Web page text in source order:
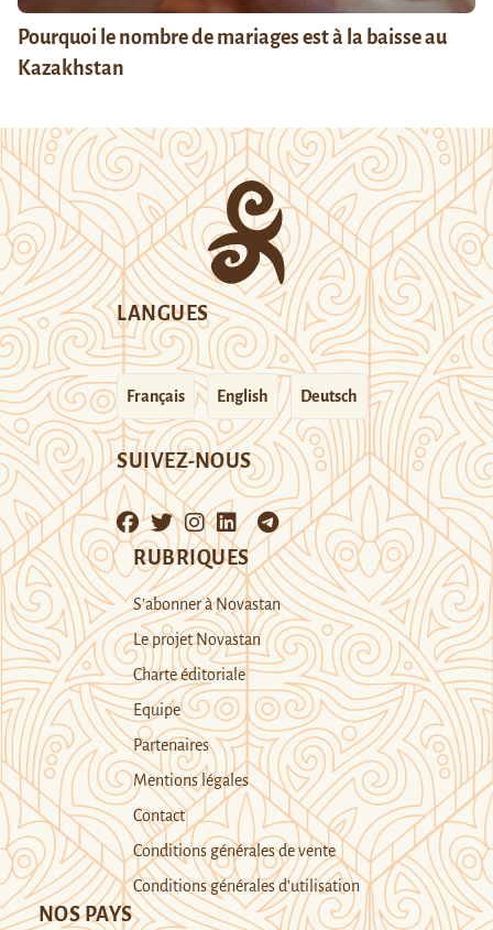
Pourquoi le nombre de mariages est à la baisse au
Kazakhstan
LANGUES
Français English Deutsch
SUIVEZ-NOUS
RUBRIQUES
S’abonner à Novastan
Le projet Novastan
Charte éditoriale
Equipe
Partenaires
Mentions légales
Contact
Conditions générales de vente
Conditions générales d’utilisation
NOS PAYS